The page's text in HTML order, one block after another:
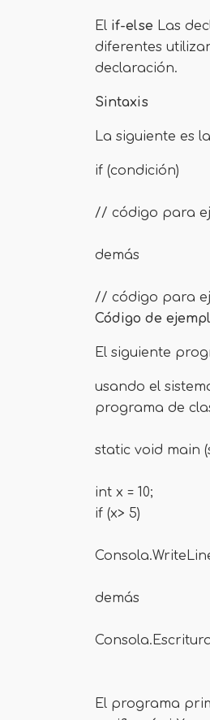
El if-else Las
diferentes
declaración.
Sintaxis
La siguiente es
if (condición)
// código para
demás
// código para
Código de
El siguiente
usando el
programa de
static void main
int x = 10;
if (x> 5)
demás
El programa